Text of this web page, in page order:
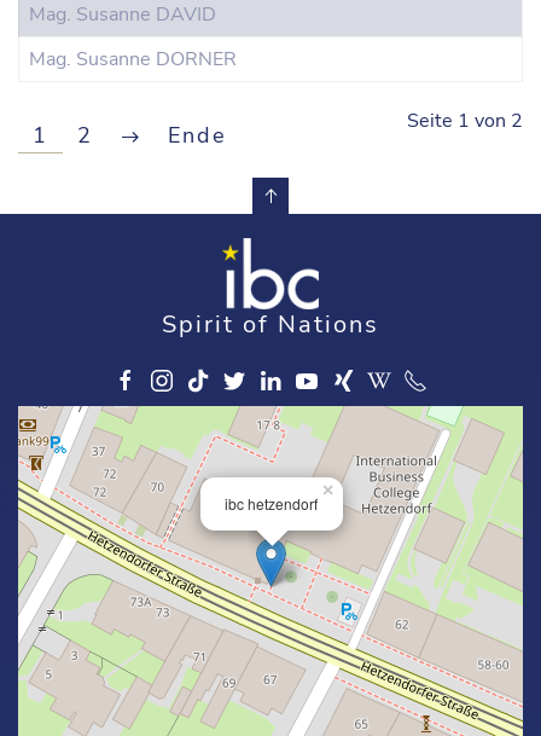
Mag. Susanne DAVID
Mag. Susanne DORNER
Seite 1 von 2
1 2 Ende
Spirit of Nations
ibc hetzendorf
×